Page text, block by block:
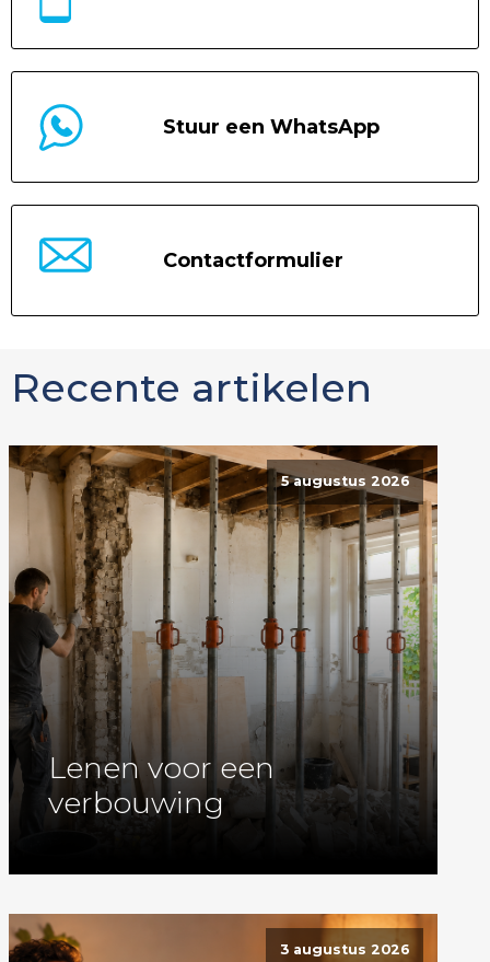
Stuur een WhatsApp
Contactformulier
Recente artikelen
5 augustus 2026
Lenen voor een
verbouwing
3 augustus 2026